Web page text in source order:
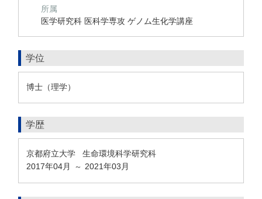
所属
医学研究科 医科学専攻 ゲノム生化学講座
学位
博士（理学）
学歴
京都府立大学 生命環境科学研究科
2017年04月
～ 2021年03月